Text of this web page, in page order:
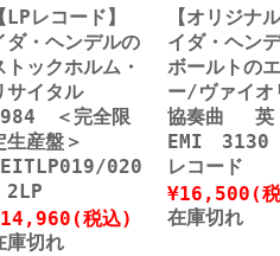
【LPレコード】
ダ・ヘンデルの
トックホルム・
サイタル
＜完全限
生産盤＞
020
2LP
(税込)
庫切れ
【オリジナル
イダ・ヘン
ボールトの
ー/ヴァイオ
協奏曲 英
EMI 3130
レコード
¥16,500 (
在庫切れ